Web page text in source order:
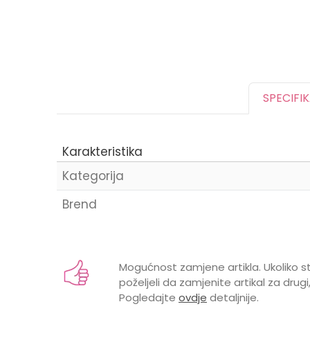
Karakteristika
Kategorija
Brend
Mogućnost zamjene artikla. Ukoliko
poželjeli da zamjenite artikal za
Pogledajte ovdje detaljnije.